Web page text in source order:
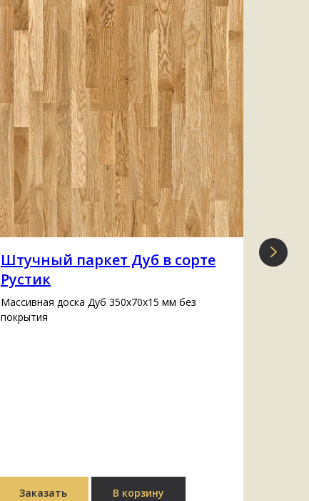
Штучный паркет Дуб в сорте
Рустик
Массивная доска Дуб 350х70х15 мм без
покрытия
Заказать В корзину